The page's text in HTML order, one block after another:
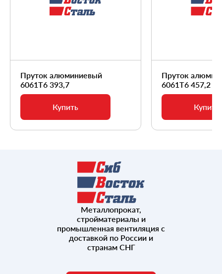
Пруток алюминиевый
6061Т6 393,7
Купить
Пруток
6061Т6 457,2
Купить
Металлопрокат,
стройматериалы и
промышленная вентиляция с
доставкой по России и
странам СНГ